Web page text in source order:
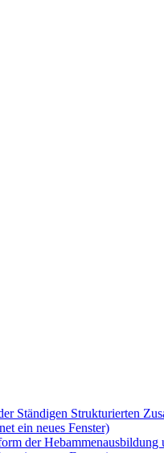
Ständigen Strukturierten
ein neues Fenster)
der